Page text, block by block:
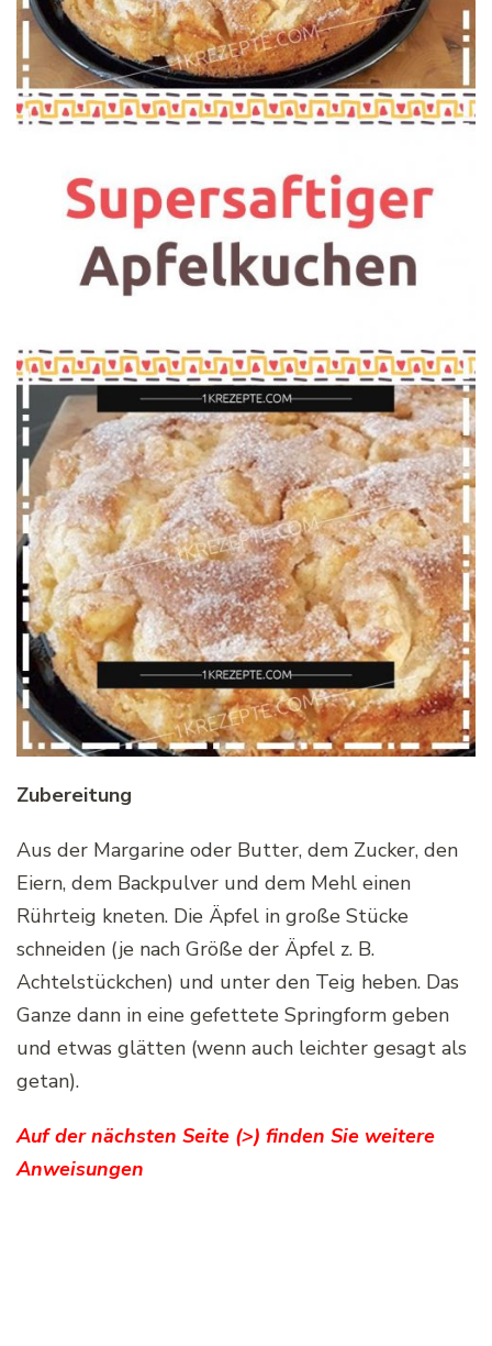
Zubereitung
Aus der Margarine oder Butter, dem Zucker, den
Eiern, dem Backpulver und dem Mehl einen
Rührteig kneten. Die Äpfel in große Stücke
schneiden (je nach Größe der Äpfel z. B.
Achtelstückchen) und unter den Teig heben. Das
Ganze dann in eine gefettete Springform geben
und etwas glätten (wenn auch leichter gesagt als
getan).
Auf der nächsten Seite (>) finden Sie weitere
Anweisungen